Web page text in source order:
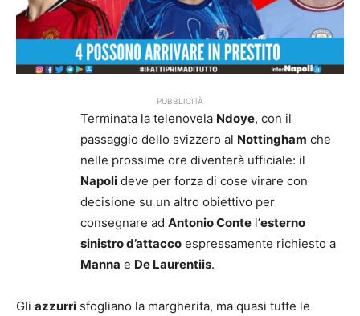
PUBBLICITÀ
Terminata la telenovela Ndoye, con il
passaggio dello svizzero al Nottingham che
nelle prossime ore diventerà ufficiale: il
Napoli deve per forza di cose virare con
decisione su un altro obiettivo per
consegnare ad Antonio Conte l’esterno
sinistro d’attacco espressamente richiesto a
Manna e De Laurentiis.
Gli azzurri sfogliano la margherita, ma quasi tutte le